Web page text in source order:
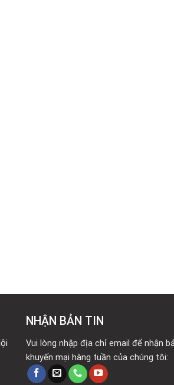
NHẬN BẢN TIN
Vui lòng nhập địa chỉ email để nhận
khuyến mại hàng tuần của chúng tôi: